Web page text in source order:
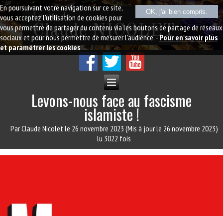
Claude NICOLET
Le site de
Levons-nous face au fascisme
islamiste !
Par Claude Nicoletle 26 novembre 2023 (Mis à jour le 26 novembre 2023)
lu 3022 fois
OK, j'ai bien compris.
En poursuivant votre navigation sur ce site,
vous acceptez l'utilisation de cookies pour
vous permettre de partager du contenu via les boutons de partage de réseaux
sociaux et pour nous permettre de mesurer l'audience. -Pour en savoir plus
et paramétrer les cookies